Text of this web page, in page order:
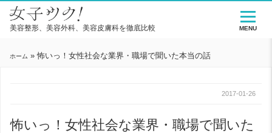
美容整形、美容外科、美容皮膚科を徹底比較
ホーム »怖いっ！女性社会な業界・職場で聞いた本当の話
2017-01-26
怖いっ！女性社会な業界・職場で聞いた
MENU